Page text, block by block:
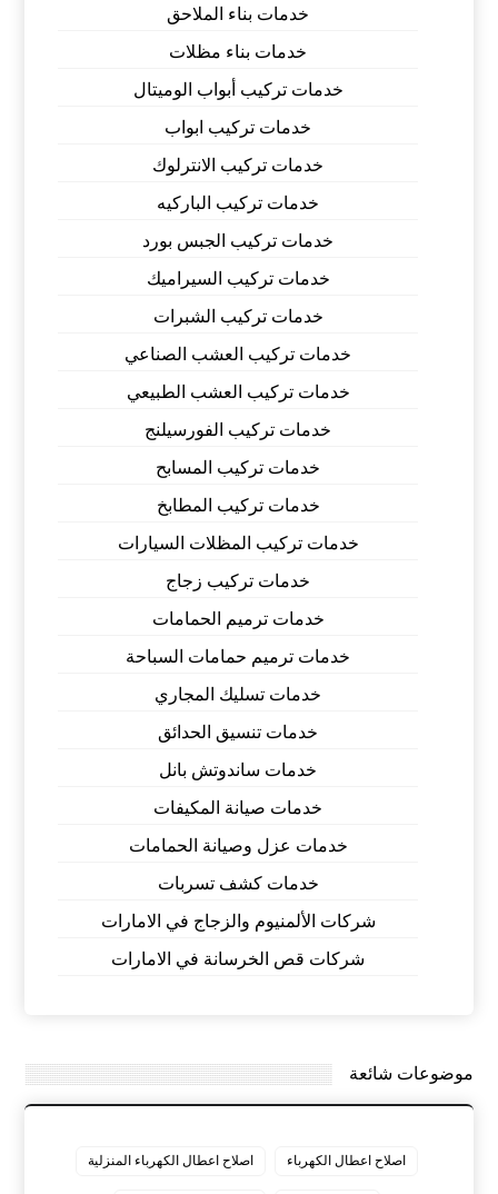
خدمات بناء الملاحق
خدمات بناء مظلات
خدمات تركيب أبواب الوميتال
خدمات تركيب ابواب
خدمات تركيب الانترلوك
خدمات تركيب الباركيه
خدمات تركيب الجبس بورد
خدمات تركيب السيراميك
خدمات تركيب الشبرات
خدمات تركيب العشب الصناعي
خدمات تركيب العشب الطبيعي
خدمات تركيب الفورسيلنج
خدمات تركيب المسابح
خدمات تركيب المطابخ
خدمات تركيب المظلات السيارات
خدمات تركيب زجاج
خدمات ترميم الحمامات
خدمات ترميم حمامات السباحة
خدمات تسليك المجاري
خدمات تنسيق الحدائق
خدمات ساندوتش بانل
خدمات صيانة المكيفات
خدمات عزل وصيانة الحمامات
خدمات كشف تسربات
شركات الألمنيوم والزجاج في الامارات
شركات قص الخرسانة في الامارات
موضوعات شائعة
اصلاح اعطال الكهرباء اصلاح اعطال الكهرباء المنزلية